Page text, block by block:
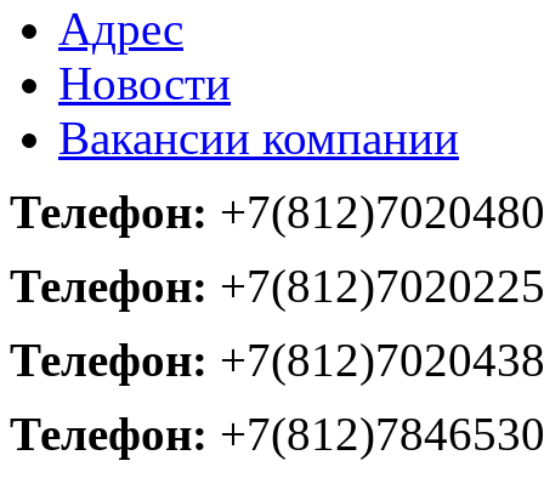
Адрес
Новости
Вакансии компании
Телефон: +7(812)7020480
Телефон: +7(812)7020225
Телефон: +7(812)7020438
Телефон: +7(812)7846530